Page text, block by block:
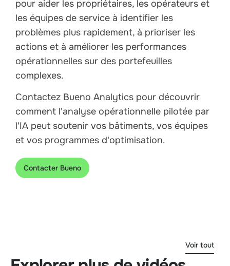
pour aider les propriétaires, les opérateurs et
les équipes de service à identifier les
problèmes plus rapidement, à prioriser les
actions et à améliorer les performances
opérationnelles sur des portefeuilles
complexes.
Contactez Bueno Analytics pour découvrir
comment l'analyse opérationnelle pilotée par
l'IA peut soutenir vos bâtiments, vos équipes
et vos programmes d'optimisation.
Contacter Bueno
Voir tout